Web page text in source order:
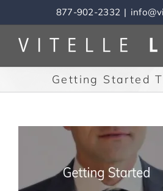
to
content
877-902-2332 |
Getting Started